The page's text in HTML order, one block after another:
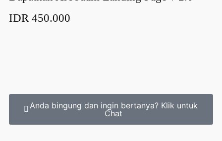
IDR 450.000
Anda bingung dan ingin bertanya? Klik untuk
Chat